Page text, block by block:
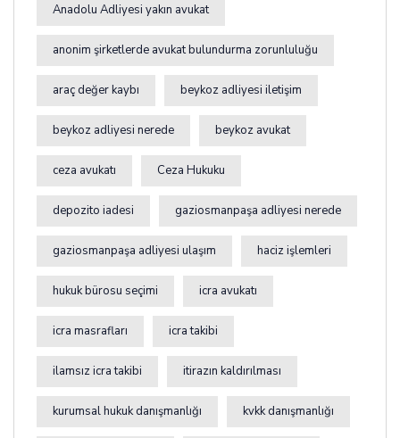
Anadolu Adliyesi yakın avukat
anonim şirketlerde avukat bulundurma zorunluluğu
araç değer kaybı beykoz adliyesi iletişim
beykoz adliyesi nerede beykoz avukat
ceza avukatı Ceza Hukuku
depozito iadesi gaziosmanpaşa adliyesi nerede
gaziosmanpaşa adliyesi ulaşım haciz işlemleri
hukuk bürosu seçimi icra avukatı
icra masrafları icra takibi
ilamsız icra takibi itirazın kaldırılması
kurumsal hukuk danışmanlığı kvkk danışmanlığı